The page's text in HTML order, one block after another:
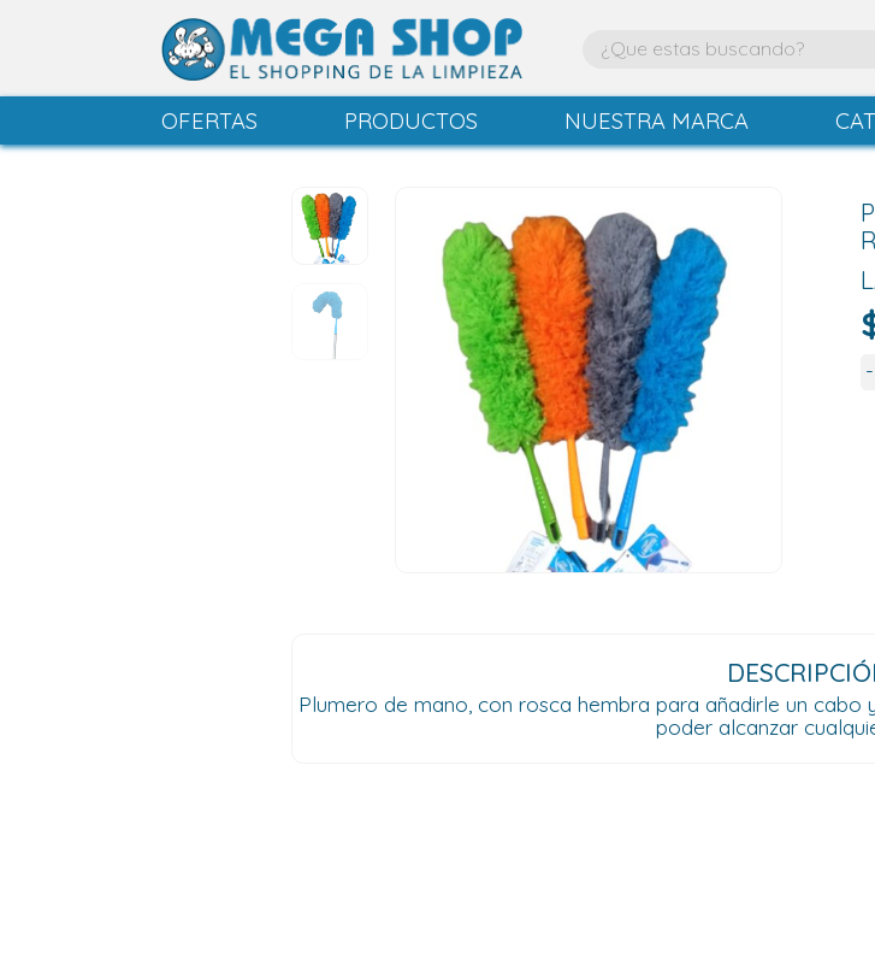
OFERTAS PRODUCTOS NUESTRA MARCA
-
Plumero de mano, con rosca hembra para añadirle un cabo
poder alcanzar